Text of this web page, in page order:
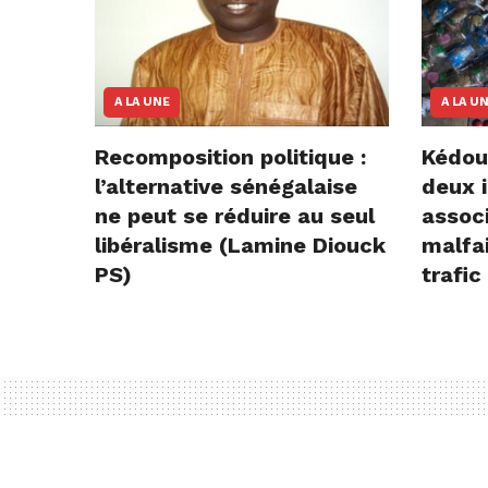
A LA UNE
Recomposition politique :
l’alternative sénégalaise
ne peut se réduire au seul
libéralisme (Lamine Diouck
PS)
A LA
deux
trafic